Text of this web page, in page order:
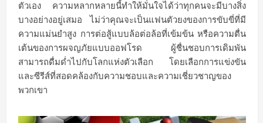
ตัวเอง ความหลากหลายนี้ทำให้มั่นใจได้ว่าทุกคนจะมีบางสิ่ง
บางอย่างอยู่เสมอ ไม่ว่าคุณจะเป็นแฟนตัวยงของการขับขี่ที่มี
ความแม่นยำสูง การต่อสู้แบบล้อต่อล้อที่เข้มข้น หรือความตื่น
เต้นของการผจญภัยแบบออฟโรด ผู้ชื่นชอบการเดิมพัน
สามารถดื่มด่ำไปกับโลกแห่งตัวเลือก โดยเลือกการแข่งขัน
และซีรีส์ที่สอดคล้องกับความชอบและความเชี่ยวชาญของ
พวกเขา